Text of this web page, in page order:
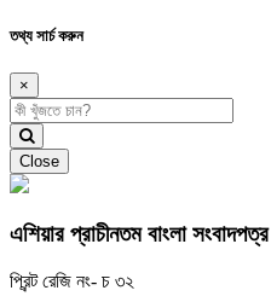
তথ্য সার্চ করুন
×
Close
এশিয়ার প্রাচীনতম বাংলা সংবাদপত্র
প্রিন্ট রেজি নং- চ ৩২